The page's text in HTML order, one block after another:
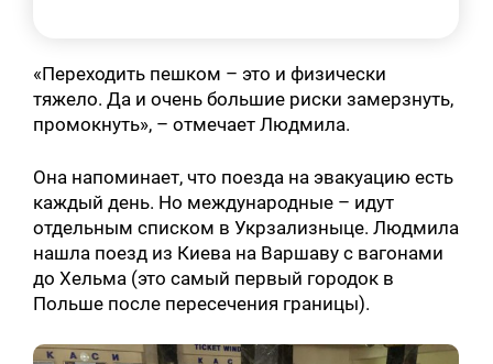
«Переходить пешком – это и физически
тяжело. Да и очень большие риски замерзнуть,
промокнуть», – отмечает Людмила.
Она напоминает, что поезда на эвакуацию есть
каждый день. Но международные – идут
отдельным списком в Укрзализныце. Людмила
нашла поезд из Киева на Варшаву с вагонами
до Хельма (это самый первый городок в
Польше после пересечения границы).